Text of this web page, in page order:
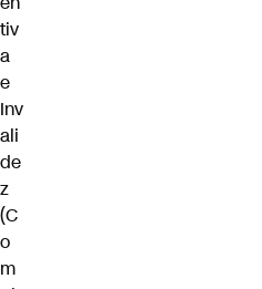
tiv
a
e
Inv
ali
de
z
(C
o
m